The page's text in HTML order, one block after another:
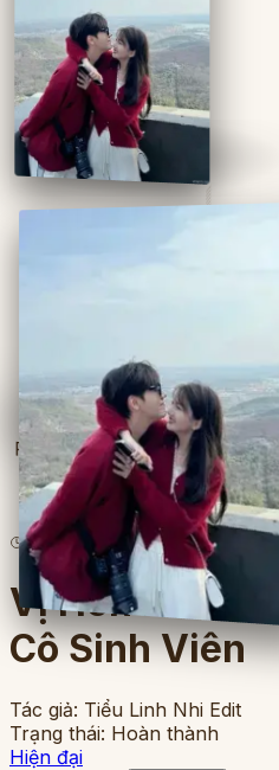
Full
4lượt đọc· 8chương
Vị Hôn Phu
Cô Sinh Viên
Tác giả: Tiểu Linh Nhi Edit
Trạng thái: Hoàn thành
Hiện đại